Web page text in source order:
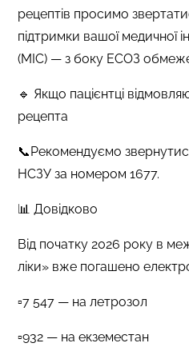
рецептів просимо
підтримки вашої медичної
(МІС) — з боку ЕСОЗ
🔹 Якщо пацієнтці
рецепта
📞Рекомендуємо
НСЗУ за номером 1677.
📊 Довідково
Від початку 2026 року в
ліки» вже погашено
▫️7 547 — на летрозол
▫️932 — на екземестан